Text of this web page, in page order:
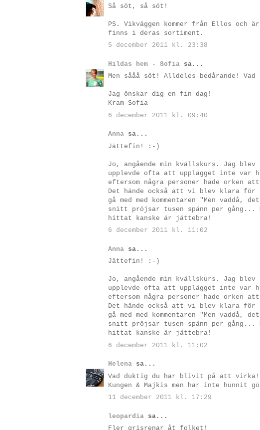
Så söt, så söt!
PS. Vikväggen kommer från Ellos
finns i deras sortiment.
5 december 2011 kl. 23:38
Hildas hem - Sofia sa...
Men sååå söt! Alldeles bedårande!
Jag önskar dig en fin dag!
Kram Sofia
6 december 2011 kl. 09:40
Anna sa...
Jättefin! :-)
Jo, angående min kvällskurs. Jag
upplevde ofta att upplägget inte
eftersom några personer hade
Det hände också att vi blev klara
gå med med kommentaren "Men
snitt pröjsar tusen spänn per
hittat kanske är jättebra!
6 december 2011 kl. 11:02
Anna sa...
Jättefin! :-)
Jo, angående min kvällskurs. Jag
upplevde ofta att upplägget inte
eftersom några personer hade
Det hände också att vi blev klara
gå med med kommentaren "Men
snitt pröjsar tusen spänn per
hittat kanske är jättebra!
6 december 2011 kl. 11:02
Helena sa...
Vad duktig du har blivit på att virka!
Kungen & Majkis men har inte hunnit
11 december 2011 kl. 17:29
leopardia sa...
Fler grisrenar åt folket!